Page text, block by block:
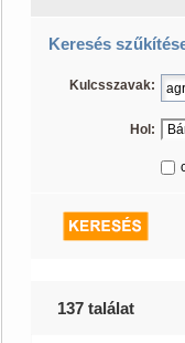
Keresés
Kulcsszavak:
Hol:
137 találat